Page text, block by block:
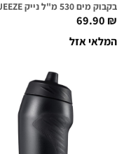
בקבוק מים 530 מ"ל נייק NIKE HYPERFUEL SQUEEZE כחול/לבן
69.90₪
המלאי אזל